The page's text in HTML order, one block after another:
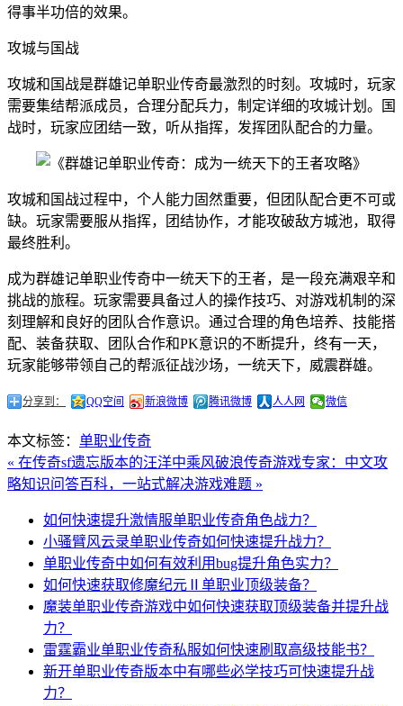
得事半功倍的效果。
攻城与国战
攻城和国战是群雄记单职业传奇最激烈的时刻。攻城时，玩家
需要集结帮派成员，合理分配兵力，制定详细的攻城计划。国
战时，玩家应团结一致，听从指挥，发挥团队配合的力量。
攻城和国战过程中，个人能力固然重要，但团队配合更不可或
缺。玩家需要服从指挥，团结协作，才能攻破敌方城池，取得
最终胜利。
成为群雄记单职业传奇中一统天下的王者，是一段充满艰辛和
挑战的旅程。玩家需要具备过人的操作技巧、对游戏机制的深
刻理解和良好的团队合作意识。通过合理的角色培养、技能搭
配、装备获取、团队合作和PK意识的不断提升，终有一天，
玩家能够带领自己的帮派征战沙场，一统天下，威震群雄。
分享到： QQ空间 新浪微博 腾讯微博 人人网 微信
本文标签： 单职业传奇
« 在传奇sf遗忘版本的汪洋中乘风破浪传奇游戏专家：中文攻
略知识问答百科，一站式解决游戏难题 »
如何快速提升激情服单职业传奇角色战力？
小骚臂风云录单职业传奇如何快速提升战力？
单职业传奇中如何有效利用bug提升角色实力？
如何快速获取修魔纪元Ⅱ单职业顶级装备？
魔装单职业传奇游戏中如何快速获取顶级装备并提升战
力？
雷霆霸业单职业传奇私服如何快速刷取高级技能书？
新开单职业传奇版本中有哪些必学技巧可快速提升战
力？